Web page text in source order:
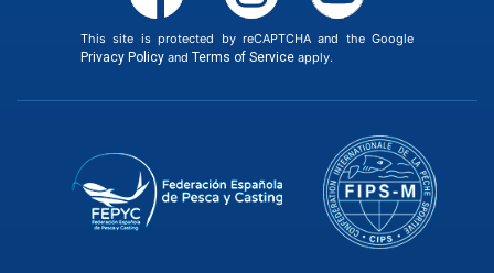
This site is protected by reCAPTCHA and the Google
Privacy Policyand Terms of Serviceapply.